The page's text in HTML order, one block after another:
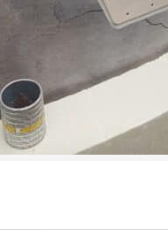
einem freistehenden